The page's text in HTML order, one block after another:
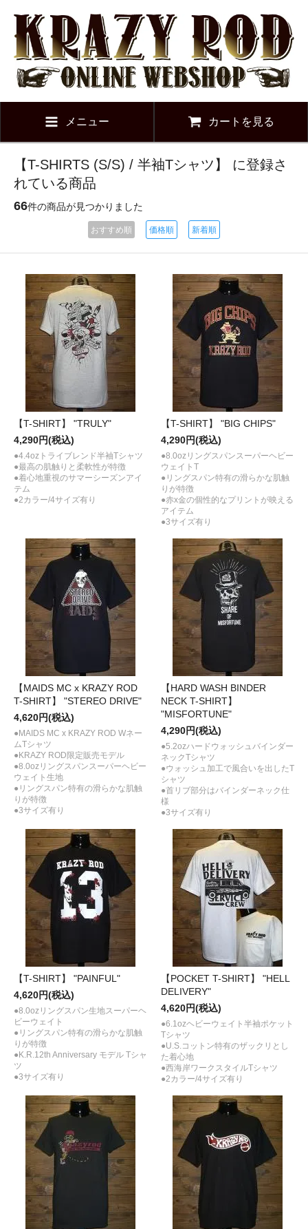
メニュー カートを見る
【T-SHIRTS (S/S) / 半袖Tシャツ】 に登録さ
れている商品
66件の商品が見つかりました
おすすめ順 価格順 新着順
【T-SHIRT】 "TRULY"
4,290円(税込)
●4.4ozトライブレンド半袖Tシャツ
●最高の肌触りと柔軟性が特徴
●着心地重視のサマーシーズンアイ
テム
●2カラー/4サイズ有り
【T-SHIRT】 "BIG CHIPS"
4,290円(税込)
●8.0ozリングスパンスーパーヘビー
ウェイトT
●リングスパン特有の滑らかな肌触
りが特徴
●赤x金の個性的なプリントが映える
アイテム
●3サイズ有り
【MAIDS MC x KRAZY ROD
T-SHIRT】 "STEREO DRIVE"
4,620円(税込)
●MAIDS MC x KRAZY ROD Wネー
ムTシャツ
●KRAZY ROD限定販売モデル
●8.0ozリングスパンスーパーヘビー
ウェイト生地
●リングスパン特有の滑らかな肌触
りが特徴
●3サイズ有り
【HARD WASH BINDER
NECK T-SHIRT】
"MISFORTUNE"
4,290円(税込)
●5.2ozハードウォッシュバインダー
ネックTシャツ
●ウォッシュ加工で風合いを出したT
シャツ
●首リブ部分はバインダーネック仕
様
●3サイズ有り
【T-SHIRT】 "PAINFUL"
4,620円(税込)
●8.0ozリングスパン生地スーパーヘ
ビーウェイト
●リングスパン特有の滑らかな肌触
りが特徴
●K.R.12th Anniversary モデル Tシャ
ツ
●3サイズ有り
【POCKET T-SHIRT】 "HELL
DELIVERY"
4,620円(税込)
●6.1ozヘビーウェイト半袖ポケット
Tシャツ
●U.S.コットン特有のザックリとし
た着心地
●西海岸ワークスタイルTシャツ
●2カラー/4サイズ有り